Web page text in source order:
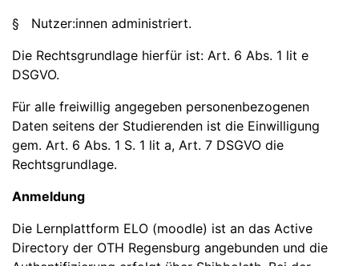
§ Nutzer:innen administriert.
Die Rechtsgrundlage hierfür ist: Art. 6 Abs. 1 lit e
DSGVO.
Für alle freiwillig angegeben personenbezogenen
Daten seitens der Studierenden ist die Einwilligung
gem. Art. 6 Abs. 1 S. 1 lit a, Art. 7 DSGVO die
Rechtsgrundlage.
Anmeldung
Die Lernplattform ELO (moodle) ist an das Active
Directory der OTH Regensburg angebunden und die